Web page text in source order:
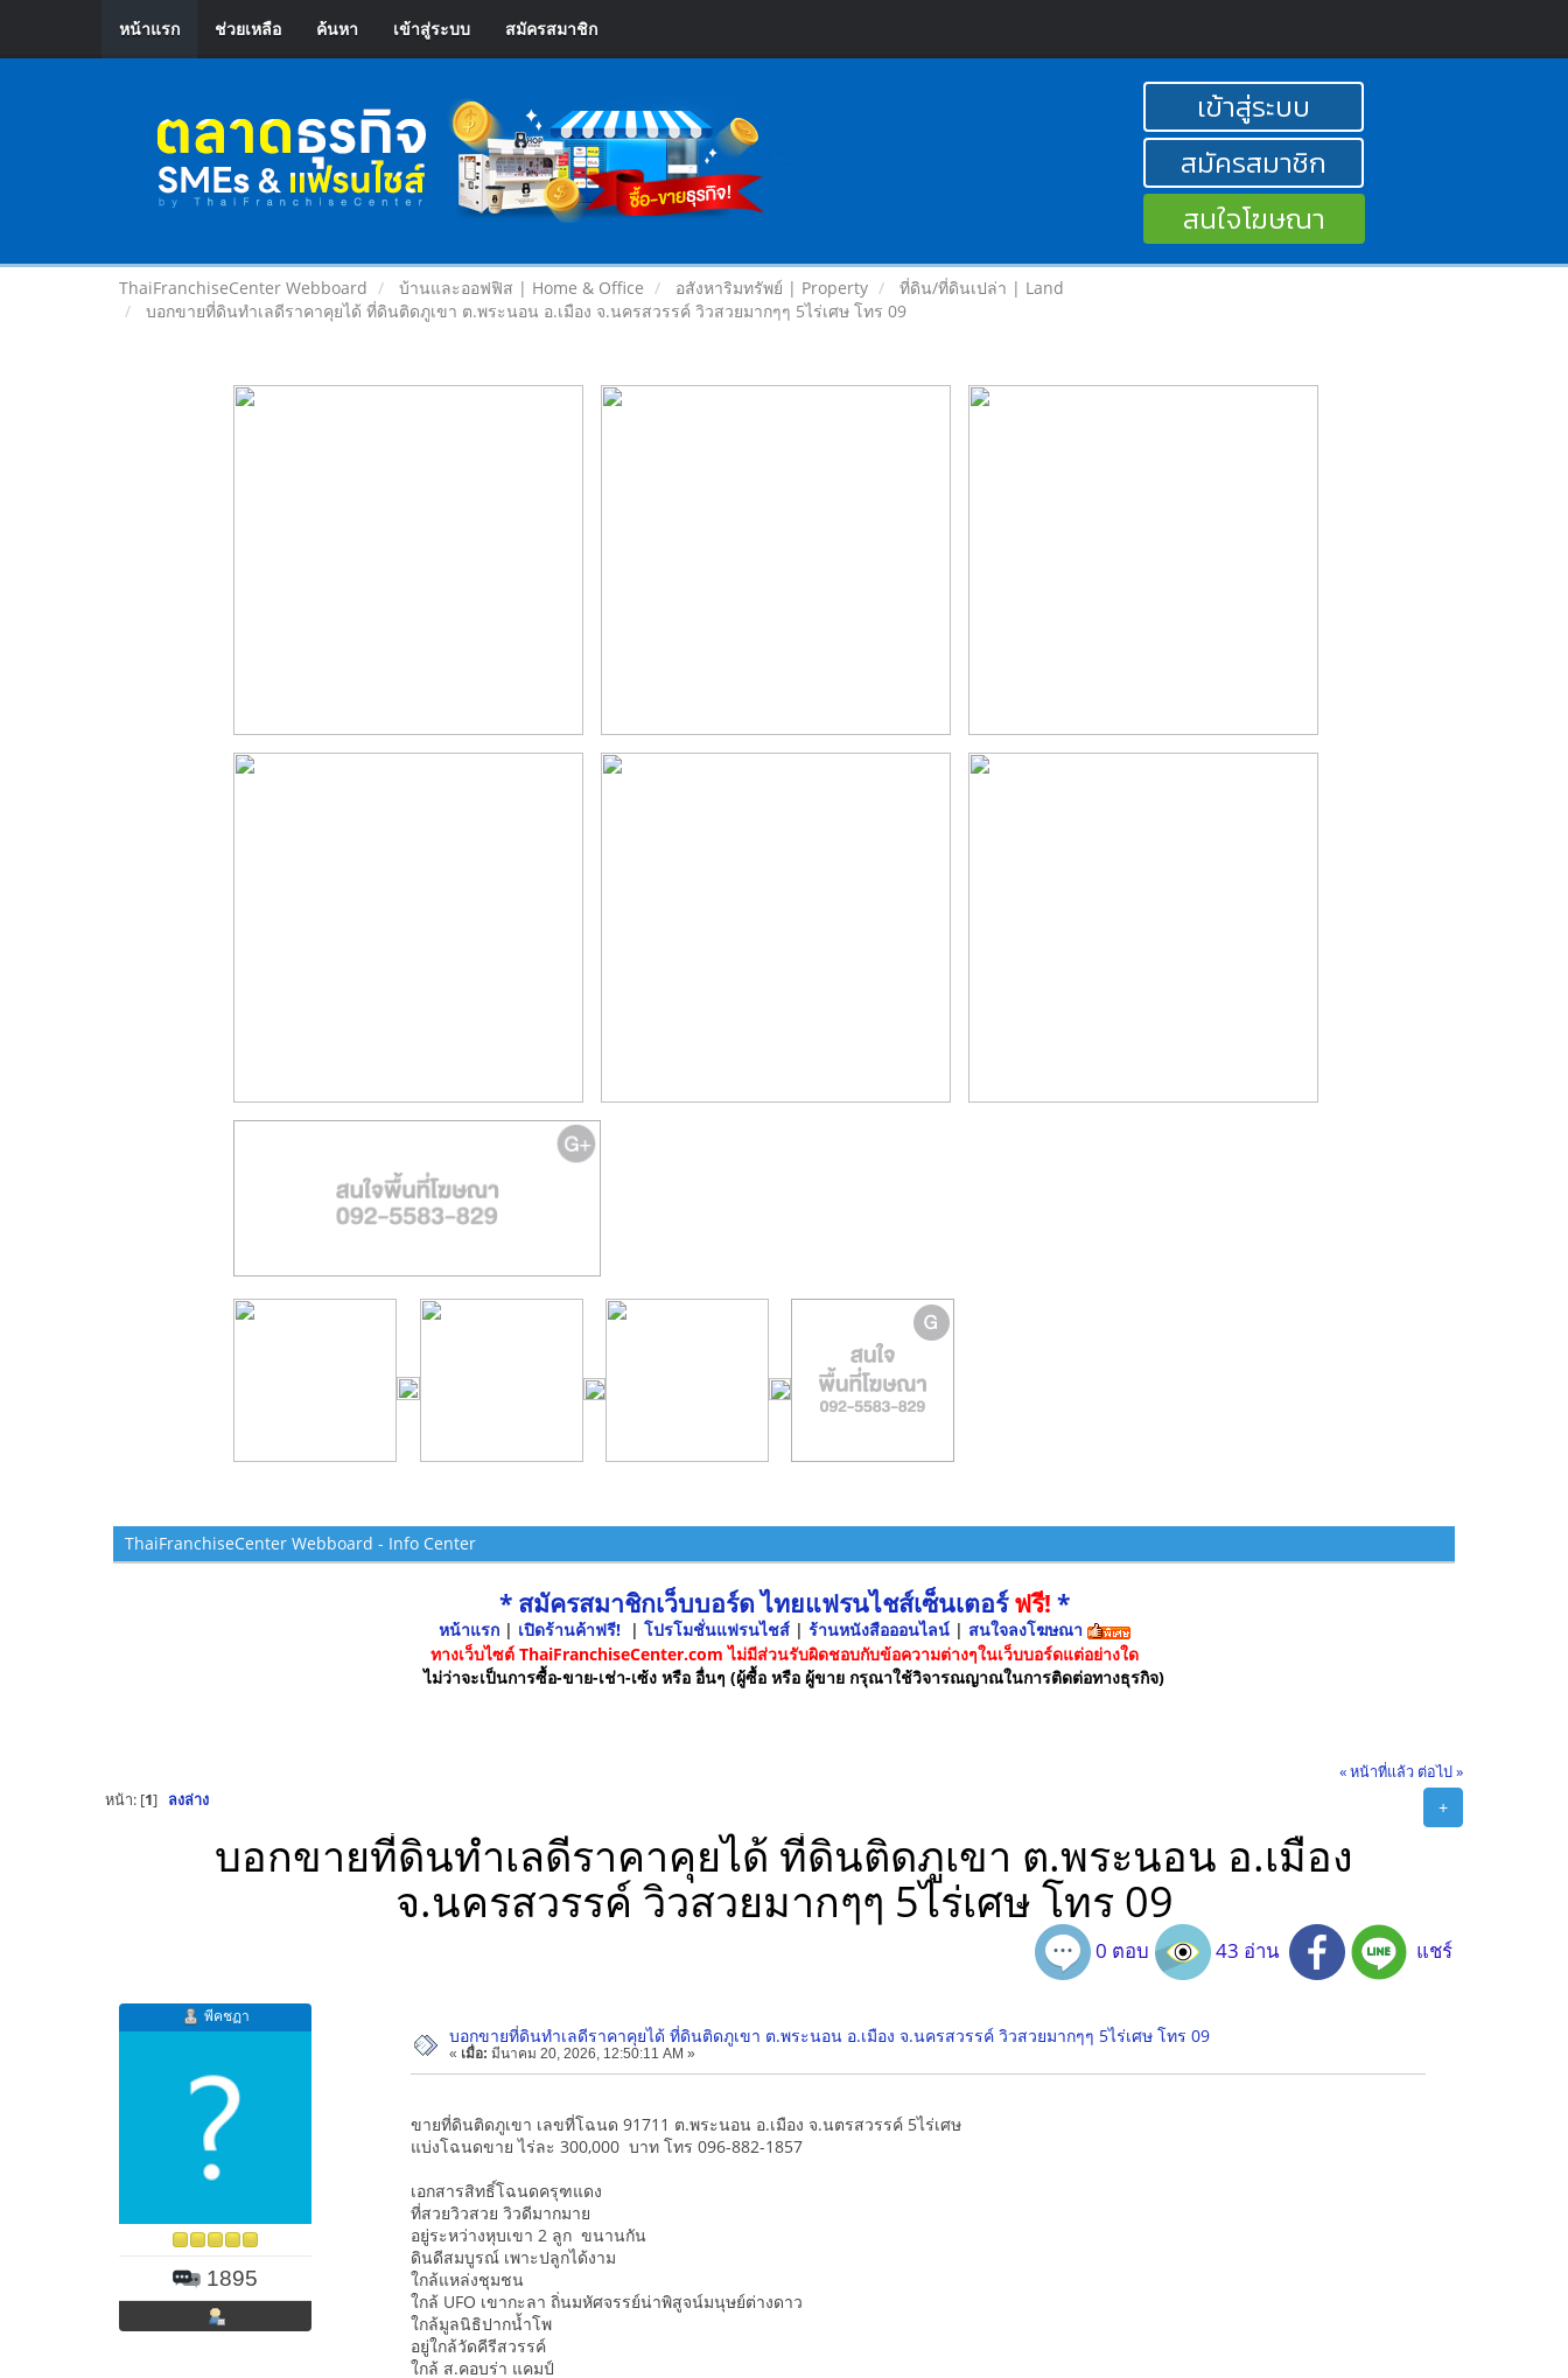
หน้าแรก ช่วยเหลือ ค้นหา เข้าสู่ระบบ สมัครสมาชิก
เข้าสู่ระบบ
สมัครสมาชิก
สนใจโฆษณา
ThaiFranchiseCenter Webboard บ้านและออฟฟิส | Home & Office อสังหาริมทรัพย์ | Property
ที่ดิน/ที่ดินเปล่า | Land
บอกขายที่ดินทำเลดีราคาคุยได้ ที่ดินติดภูเขา ต.พระนอน อ.เมือง จ.นครสวรรค์ วิวสวยมากๆๆ 5ไร่เศษ โทร 09
ThaiFranchiseCenter Webboard - Info Center
* สมัครสมาชิกเว็บบอร์ด ไทยแฟรนไชส์เซ็นเตอร์ฟรี! *
หน้าแรก| เปิดร้านค้าฟรี! | โปรโมชั่นแฟรนไชส์ | ร้านหนังสือออนไลน์ | สนใจลงโฆษณา
ทางเว็บไซต์ ThaiFranchiseCenter.com ไม่มีส่วนรับผิดชอบกับข้อความต่างๆในเว็บบอร์ดแต่อย่างใด
ไม่ว่าจะเป็นการซื้อ-ขาย-เช่า-เซ้ง หรือ อื่นๆ (ผู้ซื้อ หรือ ผู้ขาย กรุณาใช้วิจารณญาณในการติดต่อทางธุรกิจ)
« หน้าที่แล้ว ต่อไป »
+
หน้า: [1] ลงล่าง
บอกขายที่ดินทำเลดีราคาคุยได้ ที่ดินติดภูเขา ต.พระนอน อ.เมือง
จ.นครสวรรค์ วิวสวยมากๆๆ 5ไร่เศษ โทร 09
0 ตอบ 43 อ่าน แชร์
พีคชฏา
1895
บอกขายที่ดินทำเลดีราคาคุยได้ ที่ดินติดภูเขา ต.พระนอน อ.เมือง จ.นครสวรรค์ วิวสวยมากๆๆ 5ไร่เศษ โทร 09
« เมื่อ: มีนาคม 20, 2026, 12:50:11 AM »
ขายที่ดินติดภูเขา เลขที่โฉนด 91711 ต.พระนอน อ.เมือง จ.นตรสวรรค์ 5ไร่เศษ
แบ่งโฉนดขาย ไร่ละ 300,000 บาท โทร 096-882-1857
เอกสารสิทธิ์โฉนดครุฑแดง
ที่สวยวิวสวย วิวดีมากมาย
อยู่ระหว่างหุบเขา 2 ลูก ขนานกัน
ดินดีสมบูรณ์ เพาะปลูกได้งาม
ใกล้แหล่งชุมชน
ใกล้ UFO เขากะลา ถิ่นมหัศจรรย์น่าพิสูจน์มนุษย์ต่างดาว
ใกล้มูลนิธิปากน้ำโพ
อยู่ใกล้วัดคีรีสวรรค์
ใกล้ ส.คอบร่า แคมป์